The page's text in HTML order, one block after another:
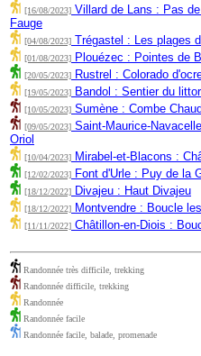
[16/08/2023] Villard de Lans : Pas
Fauge
[04/08/2023] Trégastel : Les plages
[01/08/2023] Plouézec : Pointes de
[20/05/2023] Rustrel : Colorado
[19/05/2023] Bandol : Sentier du
[10/05/2023] Sumène : Combe
[09/05/2023] Saint-Maurice-
Oriol
[10/04/2023] Mirabel-et-Blacons :
[12/02/2023] Font d'Urle : Puy de la
[18/12/2022] Divajeu : Haut Divajeu
[18/12/2022] Montvendre : Boucle
[11/11/2022] Châtillon-en-Diois :
Randonnée très difficile, trekking
Randonnée difficile, trekking
Randonnée
Randonnée facile
Randonnée facile, balade, promenade